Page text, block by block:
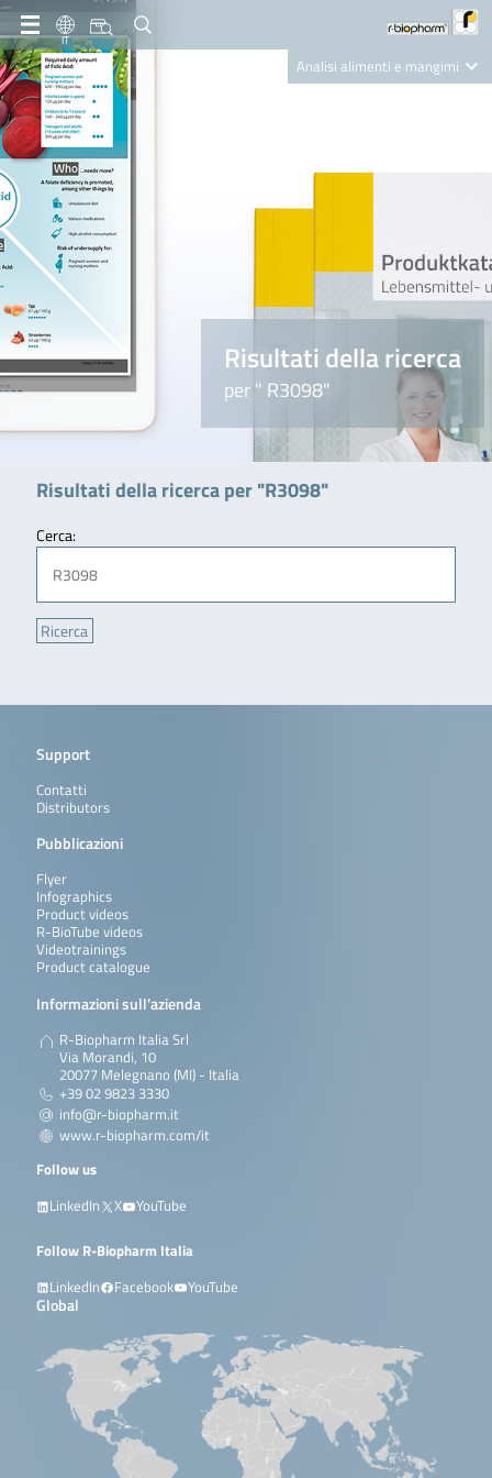
IT
Analisi alimenti e mangimi
Nutrition Care
Risultati della ricerca
per " R3098"
Risultati della ricerca per "R3098"
Cerca:
Support
Contatti
Distributors
Pubblicazioni
Flyer
Infographics
Product videos
R-BioTube videos
Videotrainings
Product catalogue
Informazioni sull’azienda
R-Biopharm Italia Srl
Via Morandi, 10
20077 Melegnano (MI) - Italia
+39 02 9823 3330
info@r-biopharm.it
www.r-biopharm.com/it
Follow us
LinkedIn
X YouTube
Follow R-Biopharm Italia
LinkedIn
Facebook YouTube
Global